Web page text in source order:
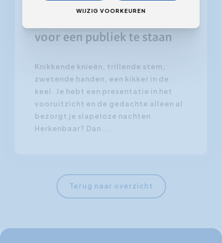
Overwin je spreekangst: 10
voor een publiek te staan
Knikkende knieën, trillende stem,
zwetende handen, een kikker in de
keel. Je hebt een presentatie in het
vooruitzicht en de gedachte alleen al
bezorgt je slapeloze nachten.
Herkenbaar? Dan...
Terug naar overzicht
WIJZIG VOORKEUREN